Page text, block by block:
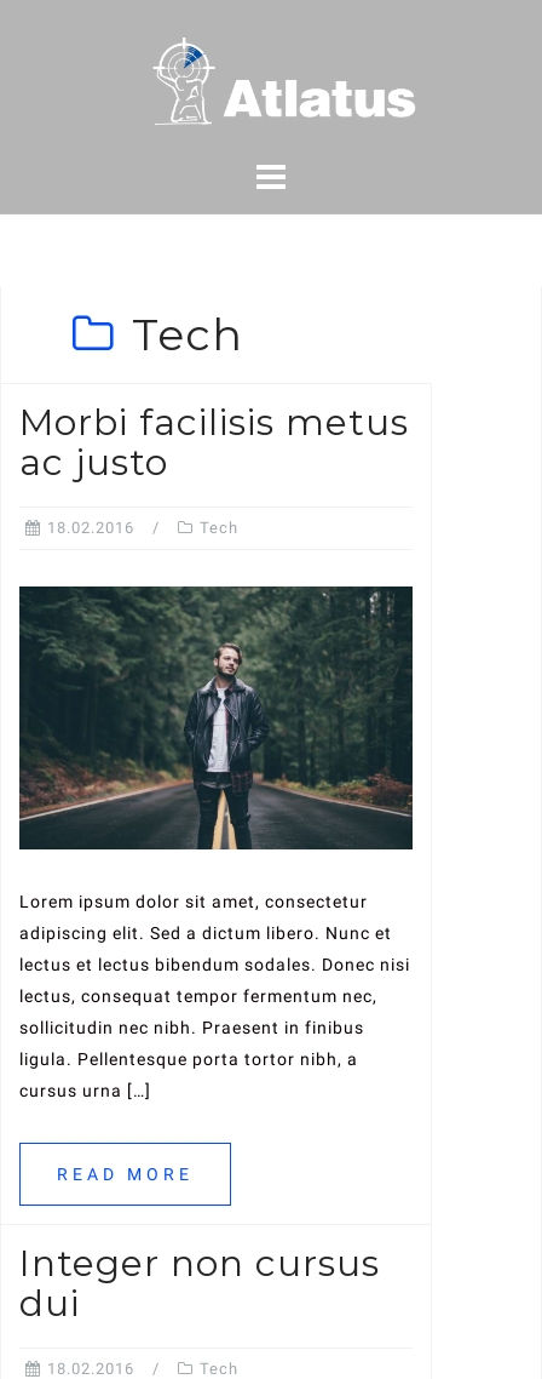
Tech
Morbi facilisis metus
ac justo
18.02.2016 Tech
Lorem ipsum dolor sit amet, consectetur
adipiscing elit. Sed a dictum libero. Nunc et
lectus et lectus bibendum sodales. Donec nisi
lectus, consequat tempor fermentum nec,
sollicitudin nec nibh. Praesent in finibus
ligula. Pellentesque porta tortor nibh, a
cursus urna […]
READ MORE
Integer non cursus
dui
18.02.2016 Tech